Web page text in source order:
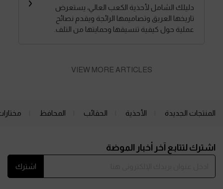
دليلك الشامل لأحذية الكعب العالي، يستعرض
تاريخها العريق وتصاميمها الرائجة ويقدم نصائح
عملية حول كيفية تنسيقها وحمايتها من التلف.
VIEW MORE ARTICLES
المنتجات الجديدة الأحذية الحقائب المحافظ
اشترك لتتابع آخر أخبار الموضة
اشترك